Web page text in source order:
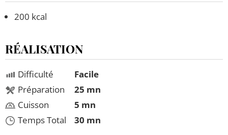
200 kcal
RÉALISATION
Difficulté
Préparation
Cuisson
Temps Total
Facile
25 mn
5 mn
30 mn